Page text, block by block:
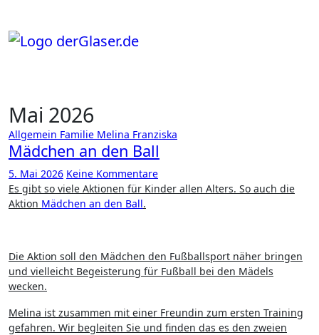
springen
Mai 2026
Allgemein Familie Melina Franziska
Mädchen an den Ball
5. Mai 2026 Keine Kommentare
Es gibt so viele Aktionen für Kinder allen Alters. So auch die
Aktion Mädchen an den Ball.
Die Aktion soll den Mädchen den Fußballsport näher bringen
und vielleicht Begeisterung für Fußball bei den Mädels
wecken.
Melina ist zusammen mit einer Freundin zum ersten Training
gefahren. Wir begleiten Sie und finden das es den zweien